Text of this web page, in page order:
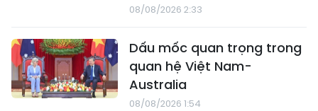
08/08/2026 2:33
Dấu mốc quan trọng trong
quan hệ Việt Nam-
Australia
08/08/2026 1:54